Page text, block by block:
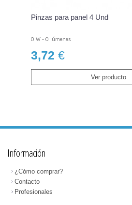
Pinzas para panel 4 Und
0 W - 0 lúmenes
3,72 €
Ver producto
Información
¿Cómo comprar?
Contacto
Profesionales